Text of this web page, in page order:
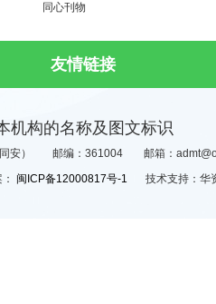
同心刊物
友情链接
机构的名称及图文标识
安） 邮编：361004
邮箱：
闽ICP备12000817号-1 技术支持： 华